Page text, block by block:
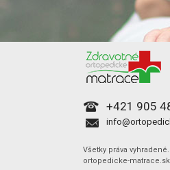
+421 905
Všetky práva vyhradené.
ortopedicke-